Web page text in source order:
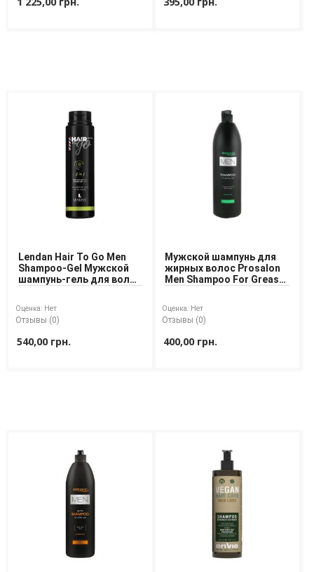
Lendan Hair To Go Men
Shampoo-Gel Мужской
шампунь-гель для волос
Оценка: Нет
Отзывы (0)
540,00 грн.
Мужской шампунь для
жирных волос Prosalon
Men Shampoo For Greasy
Оценка: Нет
Отзывы (0)
400,00 грн.